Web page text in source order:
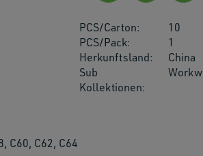
PCS/Carton:
10
PCS/Pack:
1
Herkunftsland:
China
Sub
Kollektionen:
C60, C62, C64